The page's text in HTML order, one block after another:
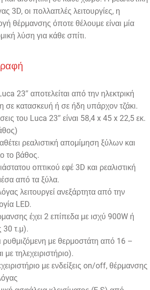
3D, οι πολλαπλές λειτουργίες, η
θέρμανσης όποτε θέλουμε είναι μία
λύση για κάθε σπίτι.
23″ αποτελείται από την ηλεκτρική
σε κατασκευή ή σε ήδη υπάρχον τζάκι.
του Luca 23″ είναι 58,4 x 45 x 22,5 εκ.
ρεαλιστική απομίμηση ξύλων και
το βάθος.
οπτικού εφέ 3D και ρεαλιστική
από τα ξύλα.
λειτουργεί ανεξάρτητα από την
LED.
έχει 2 επίπεδα με ισχύ 900W ή
30 τ.μ).
ρυθμιζόμενη με θερμοστάτη από 16 –
με τηλεχειριστήριο).
με ενδείξεις on/off, θέρμανσης